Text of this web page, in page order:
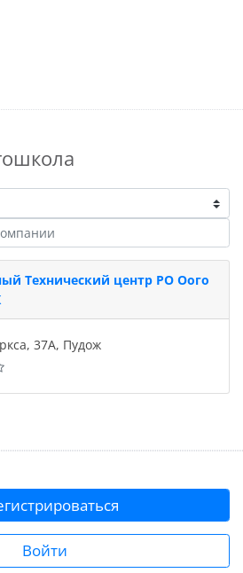
Технический центр РО Оого
37А, Пудож
Войти